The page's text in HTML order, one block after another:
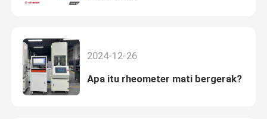
2024-12-26
Apa itu rheometer mati bergerak?